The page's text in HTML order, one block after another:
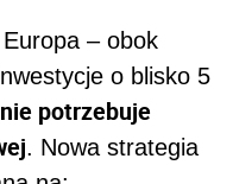
– obok
o blisko 5
potrzebuje
. Nowa strategia